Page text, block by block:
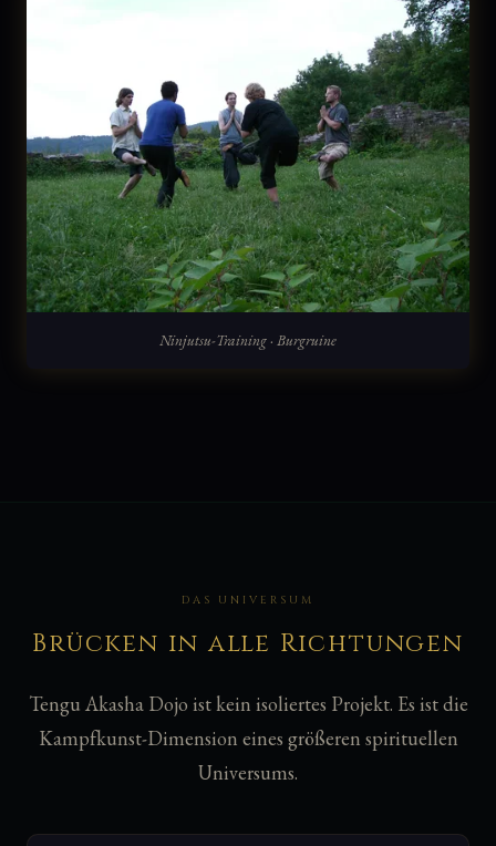
Ninjutsu-Training · Burgruine
DAS UNIVERSUM
Brücken in alle Richtungen
Tengu Akasha Dojo ist kein isoliertes Projekt. Es ist die
Kampfkunst-Dimension eines größeren spirituellen
Universums.